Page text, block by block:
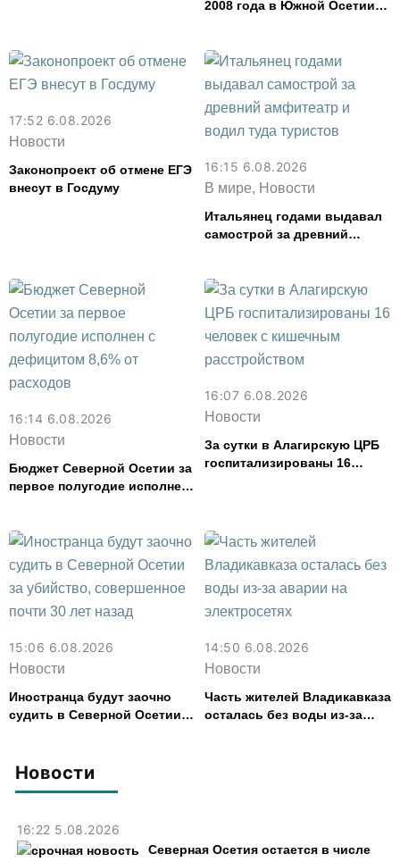
Новости
16:22 5.08.2026
Северная Осетия остается в числе
2008 года в Южной Осетии
17:52 6.08.2026
Новости
Законопроект об отмене ЕГЭ
внесут в Госдуму
16:15 6.08.2026
В мире, Новости
Итальянец годами выдавал
самострой за древний
16:14 6.08.2026
Новости
Бюджет Северной Осетии за
первое полугодие исполнен
16:07 6.08.2026
Новости
За сутки в Алагирскую ЦРБ
госпитализированы 16
15:06 6.08.2026
Новости
Иностранца будут заочно
судить в Северной Осетии
14:50 6.08.2026
Новости
Часть жителей Владикавказа
осталась без воды из-за